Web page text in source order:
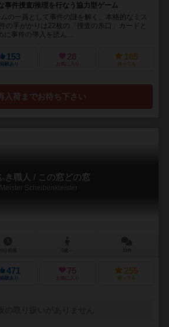
事件捜査/推理を行なう協力型ゲーム
の一員として事件の謎を解く、本格的なミス
の手がかりは22枚の「捜査の糸口」カードと
に事件の導入を読ん...
153
経験あり
28
お気に入り
165
持ってる
入荷までお待ち下さい
き職人 / この窓どの窓
Meister Scheibenkleister
471
経験あり
75
お気に入り
255
持ってる